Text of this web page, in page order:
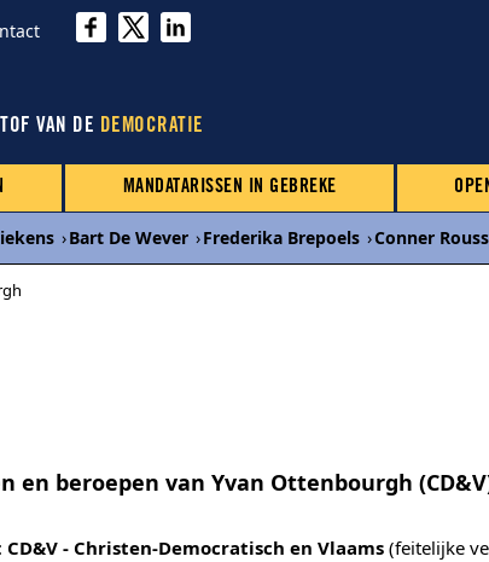
VAN DE DEMOCRATIE
MANDATARISSEN IN GEBREKE
›Bart De Wever ›Frederika Brepoels ›Conner
en beroepen van Yvan Ottenbourgh
CD&V - Christen-Democratisch en Vlaams (feitelijke